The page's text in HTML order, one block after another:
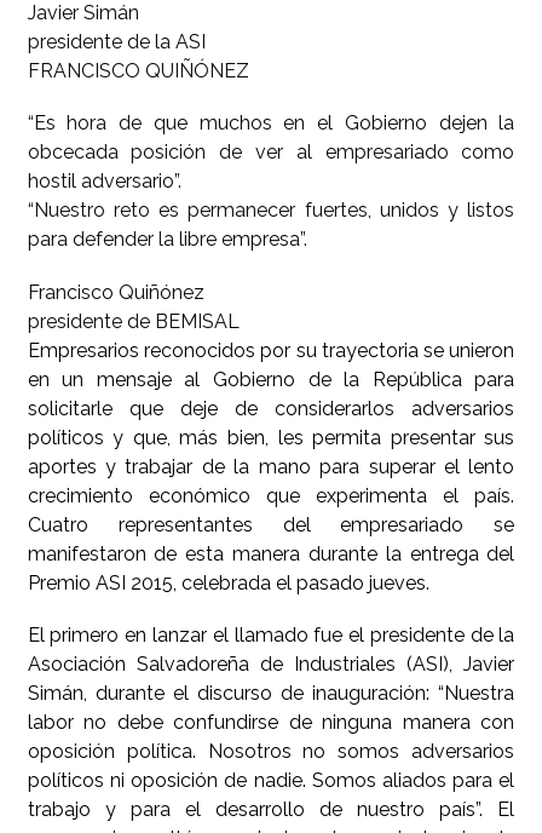
Javier Simán
presidente de la ASI
FRANCISCO QUIÑÓNEZ
“Es hora de que muchos en el Gobierno dejen la
obcecada posición de ver al empresariado como
hostil adversario”.
“Nuestro reto es permanecer fuertes, unidos y listos
para defender la libre empresa”.
Francisco Quiñónez
presidente de BEMISAL
Empresarios reconocidos por su trayectoria se unieron
en un mensaje al Gobierno de la República para
solicitarle que deje de considerarlos adversarios
políticos y que, más bien, les permita presentar sus
aportes y trabajar de la mano para superar el lento
crecimiento económico que experimenta el país.
Cuatro representantes del empresariado se
manifestaron de esta manera durante la entrega del
Premio ASI 2015, celebrada el pasado jueves.
El primero en lanzar el llamado fue el presidente de la
Asociación Salvadoreña de Industriales (ASI), Javier
Simán, durante el discurso de inauguración: “Nuestra
labor no debe confundirse de ninguna manera con
oposición política. Nosotros no somos adversarios
políticos ni oposición de nadie. Somos aliados para el
trabajo y para el desarrollo de nuestro país”. El